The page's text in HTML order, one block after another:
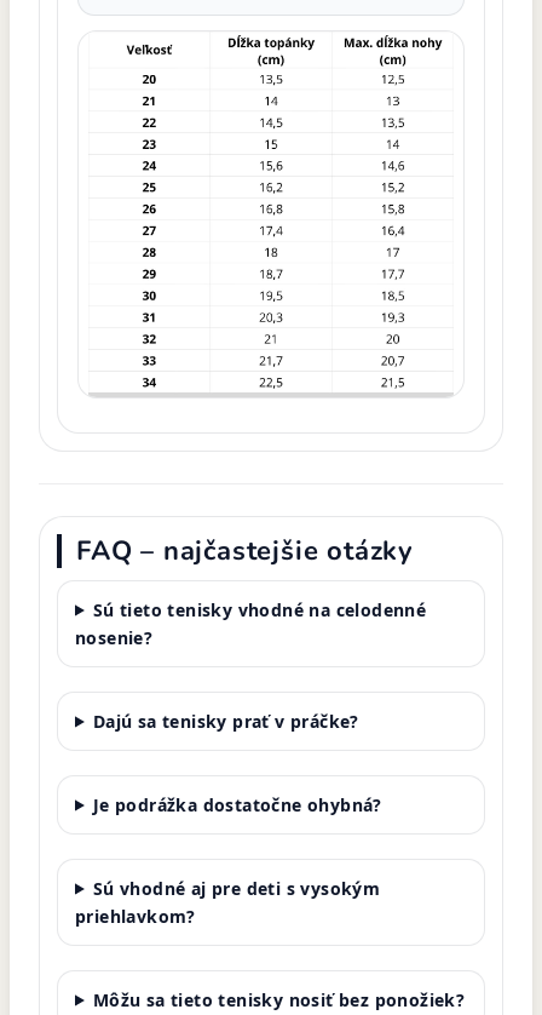
FAQ – najčastejšie otázky
Sú tieto tenisky vhodné na celodenné
nosenie?
Dajú sa tenisky prať v práčke?
Je podrážka dostatočne ohybná?
Sú vhodné aj pre deti s vysokým
priehlavkom?
Môžu sa tieto tenisky nosiť bez ponožiek?